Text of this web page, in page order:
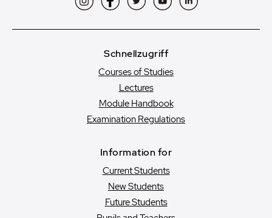
Schnellzugriff
Courses of Studies
Lectures
Module Handbook
Examination Regulations
Information for
Current Students
New Students
Future Students